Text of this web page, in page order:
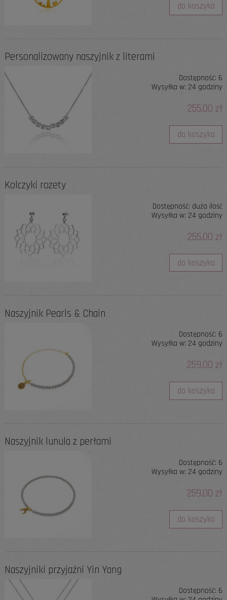
do koszyka
Personalizowany naszyjnik z literami
Dostępność: 6
Wysyłka w: 24 godziny
255,00 zł
do koszyka
Kolczyki rozety
Dostępność: duża ilość
Wysyłka w: 24 godziny
255,00 zł
do koszyka
Naszyjnik Pearls & Chain
Dostępność: 6
Wysyłka w: 24 godziny
259,00 zł
do koszyka
Naszyjnik lunula z perłami
Dostępność: 6
Wysyłka w: 24 godziny
259,00 zł
do koszyka
Naszyjniki przyjaźni Yin Yang
Dostępność: 6